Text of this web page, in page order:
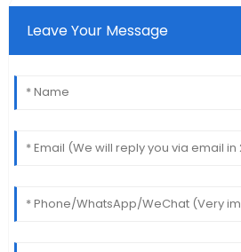
Leave Your Message